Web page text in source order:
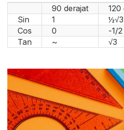
90 derajat 120
Sin
1 ½√3
Cos
0 -1/2
Tan
~ √3